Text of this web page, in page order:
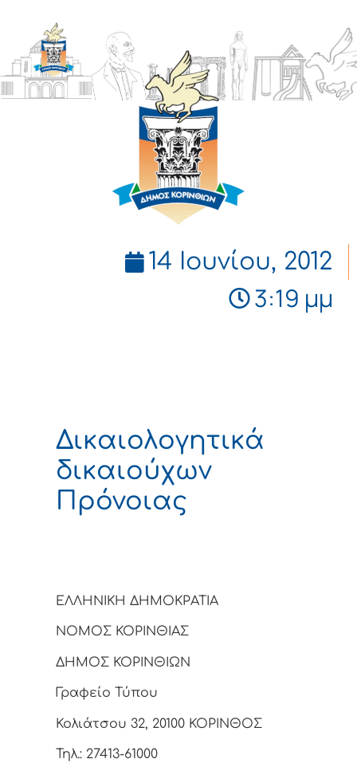
ΔΗΜΟΣ
ΚΟΡΙΝΘΙΩΝ
14 Ιουνίου, 2012
3:19 μμ
Δικαιολογητικά
δικαιούχων
Πρόνοιας
ΕΛΛΗΝΙΚΗ ΔΗΜΟΚΡΑΤΙΑ
ΝΟΜΟΣ ΚΟΡΙΝΘΙΑΣ
ΔΗΜΟΣ ΚΟΡΙΝΘΙΩΝ
Γραφείο Τύπου
Κολιάτσου 32, 20100 ΚΟΡΙΝΘΟΣ
Τηλ.: 27413-61000